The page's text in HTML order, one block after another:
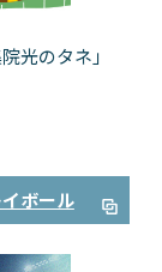
光のタネ」
ボール